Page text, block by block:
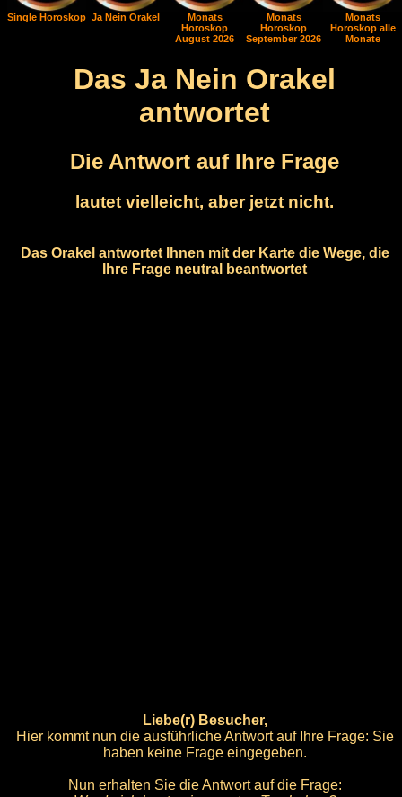
Single Horoskop Ja Nein Orakel
Monats
Horoskop
August 2026
Monats
Horoskop
September 2026
Monats
Horoskop alle
Monate
Das Ja Nein Orakel
antwortet
Die Antwort auf Ihre Frage
lautet vielleicht, aber jetzt nicht.
Das Orakel antwortet Ihnen mit der Karte die Wege, die
Ihre Frage neutral beantwortet
Liebe(r) Besucher,
Hier kommt nun die ausführliche Antwort auf Ihre Frage: Sie
haben keine Frage eingegeben.
Nun erhalten Sie die Antwort auf die Frage: